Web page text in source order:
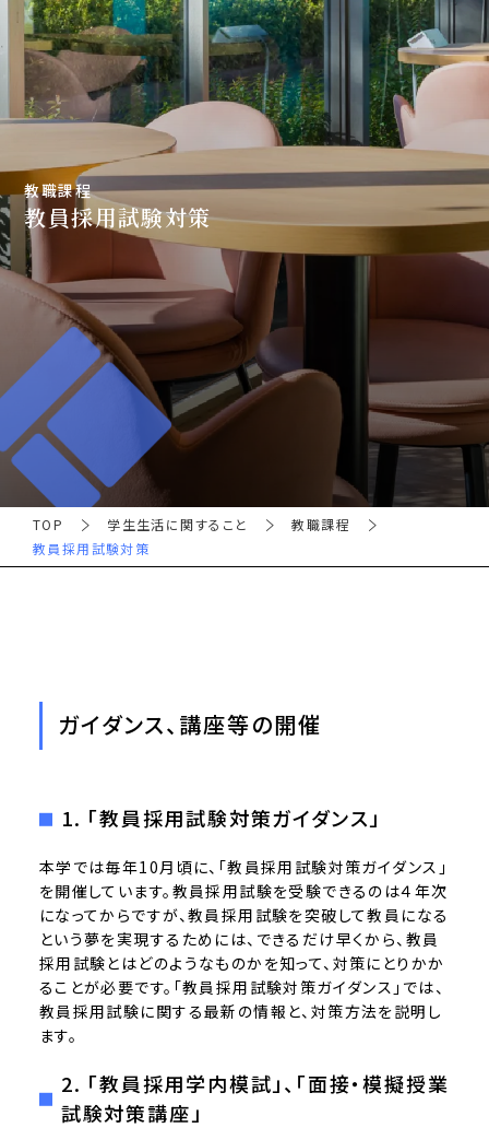
教職課程
教員採用試験対策
TOP 学生生活に関すること
教職課程
教員採用試験対策
ガイダンス、講座等の開催
1. 「教員採用試験対策ガイダンス」
本学では毎年10月頃に、「教員採用試験対策ガイダンス」
を開催しています。教員採用試験を受験できるのは４年次
になってからですが、教員採用試験を突破して教員になる
という夢を実現するためには、できるだけ早くから、教員
採用試験とはどのようなものかを知って、対策にとりかか
ることが必要です。「教員採用試験対策ガイダンス」では、
教員採用試験に関する最新の情報と、対策方法を説明し
ます。
2. 「教員採用学内模試」、「面接・模擬授業
試験対策講座」